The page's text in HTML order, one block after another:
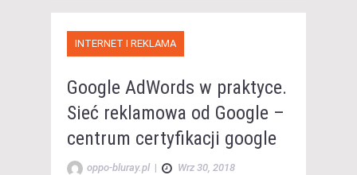
INTERNET I REKLAMA
Google AdWords w praktyce.
Sieć reklamowa od Google –
centrum certyfikacji google
oppo-bluray.pl | Wrz 30, 2018